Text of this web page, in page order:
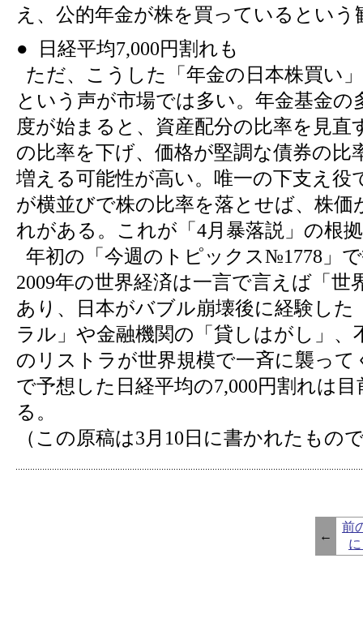
え、公的年金が株を買っているという
● 日経平均7,000円割れも
ただ、こうした「年金の日本株買い
という声が市場では多い。年金基金の
度が始まると、資産配分の比率を見直
の比率を下げ、価格が堅調な債券の比
増える可能性が高い。唯一の下支え役
が横並びで株の比率を落とせば、株価
れがある。これが「4月暴落説」の根
年初の「今週のトピックス№1778」
2009年の世界経済は一言で言えば「世
あり、日本がバブル崩壊後に経験した
ラル」や金融機関の「貸しはがし」、
のリストラが世界規模で一斉に襲って
で予想した日経平均の7,000円割れは
る。
（この原稿は3月10日に書かれたもの
←
前